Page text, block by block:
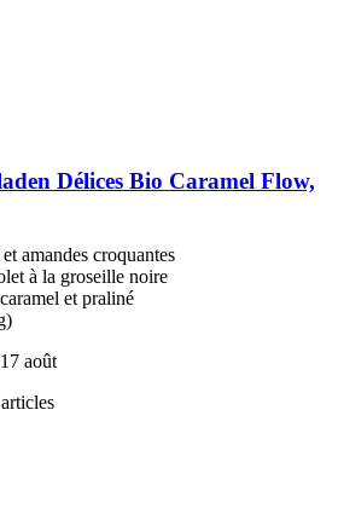
Délices Bio Caramel Flow,
amandes croquantes
à la groseille noire
et praliné
août